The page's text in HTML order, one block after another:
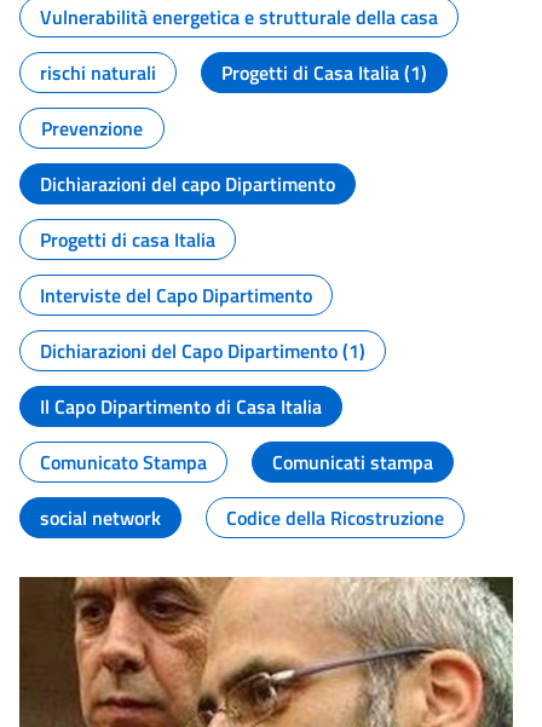
Vulnerabilità energetica e strutturale della casa
rischi naturali
Progetti di Casa Italia (1)
Prevenzione
Dichiarazioni del capo Dipartimento
Progetti di casa Italia
Interviste del Capo Dipartimento
Dichiarazioni del Capo Dipartimento (1)
Il Capo Dipartimento di Casa Italia
Comunicato Stampa
Comunicati stampa
social network
Codice della Ricostruzione